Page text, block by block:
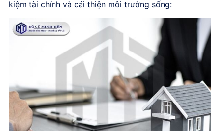
kiệm tài chính và cải thiện môi trường sống: